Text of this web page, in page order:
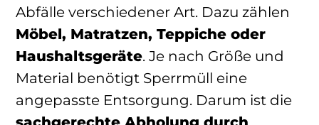
Abfälle verschiedener Art. Dazu zählen
Möbel, Matratzen, Teppiche oder
Haushaltsgeräte. Je nach Größe und
Material benötigt Sperrmüll eine
angepasste Entsorgung. Darum ist die